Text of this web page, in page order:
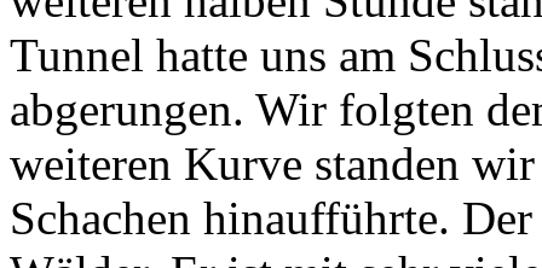
Tunnel hatte uns am
abgerungen. Wir folgten
weiteren Kurve standen
Schachen hinaufführte.